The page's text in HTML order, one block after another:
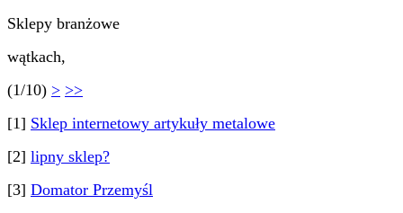
Sklepy branżowe
wątkach,
(1/10) > >>
[1] Sklep internetowy artykuły metalowe
[2] lipny sklep?
[3] Domator Przemyśl